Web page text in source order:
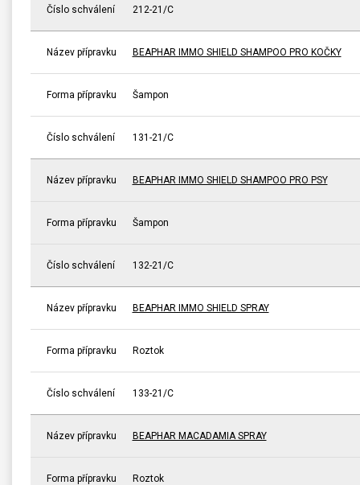
Číslo schválení 212-21/C
Název přípravku BEAPHAR IMMO SHIELD SHAMPOO PRO KOČKY
Forma přípravku Šampon
Číslo schválení 131-21/C
Název přípravku BEAPHAR IMMO SHIELD SHAMPOO PRO PSY
Forma přípravku Šampon
Číslo schválení 132-21/C
Název přípravku BEAPHAR IMMO SHIELD SPRAY
Forma přípravku Roztok
Číslo schválení 133-21/C
Název přípravku BEAPHAR MACADAMIA SPRAY
Forma přípravku Roztok